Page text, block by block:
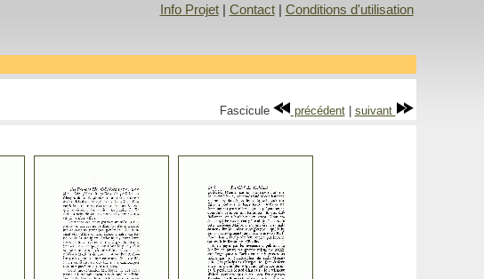
Info Projet| Contact| Conditions d'utilisation
Fascicule précédent| suivant